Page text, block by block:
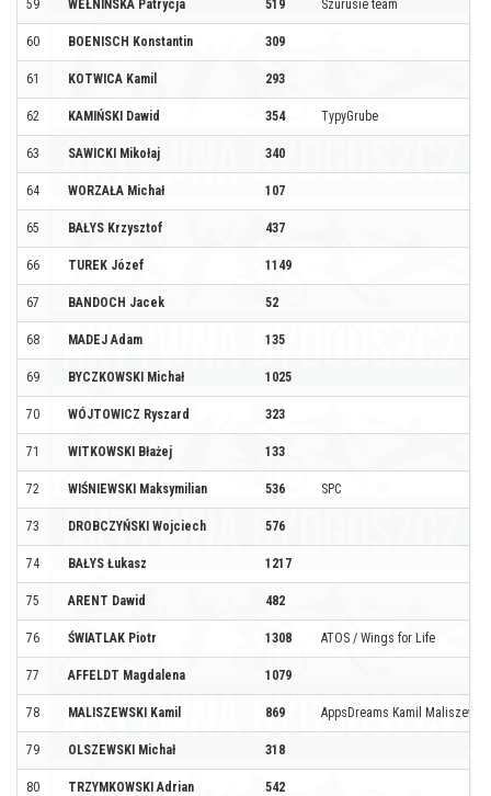
59 WEŁNIŃSKA Patrycja 519 Szurusie team
60 BOENISCH Konstantin 309
61 KOTWICA Kamil 293
62 KAMIŃSKI Dawid 354 TypyGrube
63 SAWICKI Mikołaj 340
64 WORZAŁA Michał 107
65 BAŁYS Krzysztof 437
66 TUREK Józef 1149
67 BANDOCH Jacek 52
68 MADEJ Adam 135
69 BYCZKOWSKI Michał 1025
70 WÓJTOWICZ Ryszard 323
71 WITKOWSKI Błażej 133
72 WIŚNIEWSKI Maksymilian 536 SPC
73 DROBCZYŃSKI Wojciech 576
74 BAŁYS Łukasz 1217
75 ARENT Dawid 482
76 ŚWIATLAK Piotr 1308 ATOS / Wings for Life
77 AFFELDT Magdalena 1079
78 MALISZEWSKI Kamil 869 AppsDreams Kamil
79 OLSZEWSKI Michał 318
80 TRZYMKOWSKI Adrian 542